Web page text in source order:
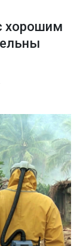
хорошим